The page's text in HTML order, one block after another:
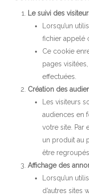
Le suivi des
Lorsqu’un
fichier appelé
Ce cookie
pages
effectuées.
Création des
Les visiteurs
audiences en
votre site. Par
un produit au
être
Affichage des
Lorsqu’un
d’autres sites